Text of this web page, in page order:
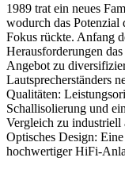
1989 trat ein neues
wodurch das Potenzial
Fokus rückte. Anfang
Herausforderungen
Angebot zu
Lautsprecherständers
Qualitäten:
Schallisolierung und
Vergleich zu industriell
Optisches Design:
hochwertiger HiFi-